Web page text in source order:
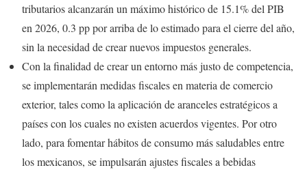
tributarios alcanzarán un máximo histórico de 15.1% del PIB
en 2026, 0.3 pp por arriba de lo estimado para el cierre del año,
sin la necesidad de crear nuevos impuestos generales.
Con la finalidad de crear un entorno más justo de competencia,
se implementarán medidas fiscales en materia de comercio
exterior, tales como la aplicación de aranceles estratégicos a
países con los cuales no existen acuerdos vigentes. Por otro
lado, para fomentar hábitos de consumo más saludables entre
los mexicanos, se impulsarán ajustes fiscales a bebidas